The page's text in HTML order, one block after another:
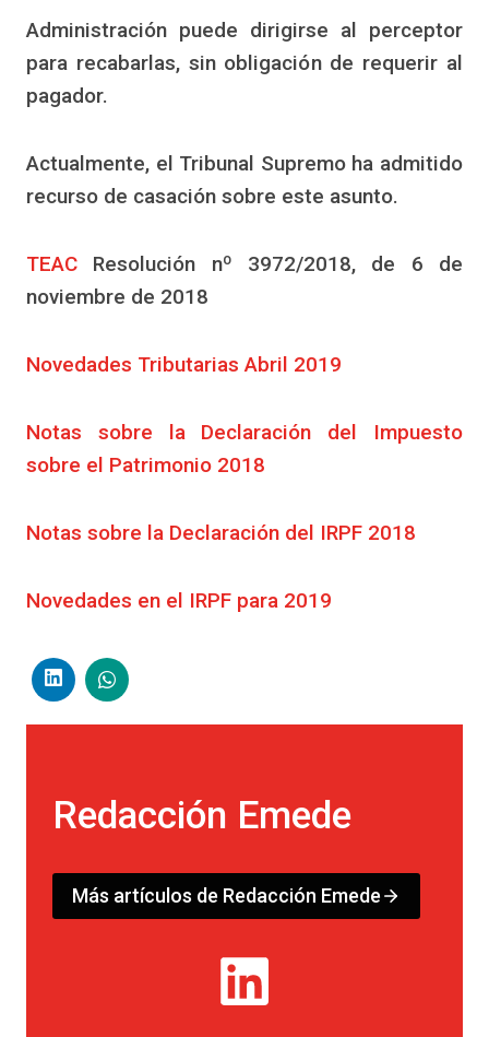
Administración puede dirigirse al perceptor
para recabarlas, sin obligación de requerir al
pagador.
Actualmente, el Tribunal Supremo ha admitido
recurso de casación sobre este asunto.
TEAC Resolución nº 3972/2018, de 6 de
noviembre de 2018
Novedades Tributarias Abril 2019
Notas sobre la Declaración del Impuesto
sobre el Patrimonio 2018
Notas sobre la Declaración del IRPF 2018
Novedades en el IRPF para 2019
Redacción Emede
Más artículos de Redacción Emede